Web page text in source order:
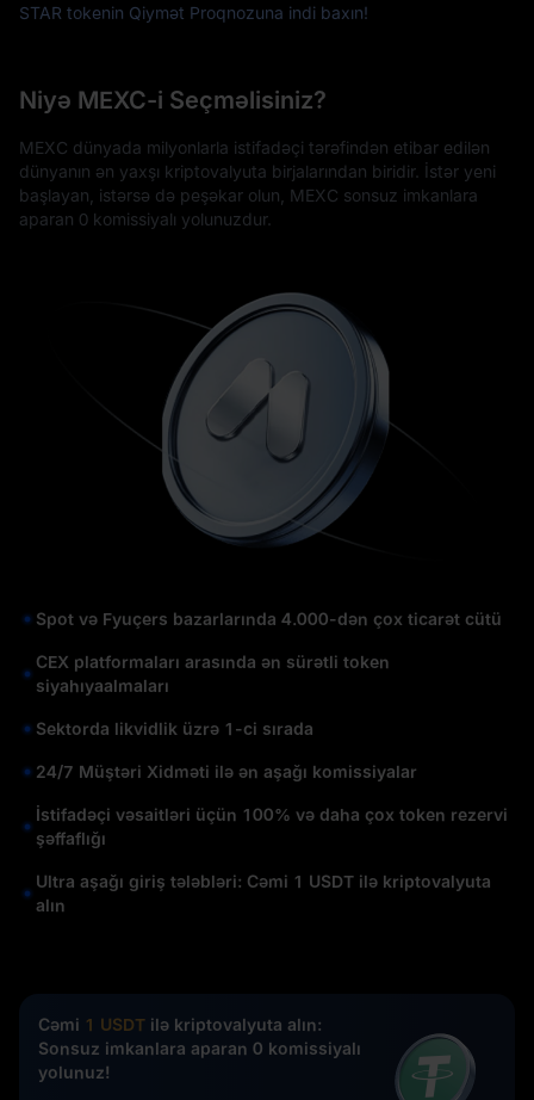
STAR tokenin Qiymət Proqnozuna indi baxın!
Niyə MEXC-i Seçməlisiniz?
MEXC dünyada milyonlarla istifadəçi tərəfindən etibar edilən
dünyanın ən yaxşı kriptovalyuta birjalarından biridir. İstər yeni
başlayan, istərsə də peşəkar olun, MEXC sonsuz imkanlara
aparan 0 komissiyalı yolunuzdur.
Spot və Fyuçers bazarlarında 4.000-dən çox ticarət cütü
CEX platformaları arasında ən sürətli token
siyahıyaalmaları
Sektorda likvidlik üzrə 1-ci sırada
24/7 Müştəri Xidməti ilə ən aşağı komissiyalar
İstifadəçi vəsaitləri üçün 100% və daha çox token rezervi
şəffaflığı
Ultra aşağı giriş tələbləri: Cəmi 1 USDT ilə kriptovalyuta
alın
Cəmi 1 USDT ilə kriptovalyuta alın:
Sonsuz imkanlara aparan 0 komissiyalı
yolunuz!